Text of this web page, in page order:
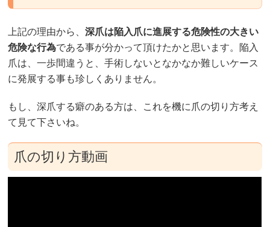
上記の理由から、深爪は陥入爪に進展する危険性の大きい
危険な行為である事が分かって頂けたかと思います。陥入
爪は、一歩間違うと、手術しないとなかなか難しいケース
に発展する事も珍しくありません。
もし、深爪する癖のある方は、これを機に爪の切り方考え
て見て下さいね。
爪の切り方動画